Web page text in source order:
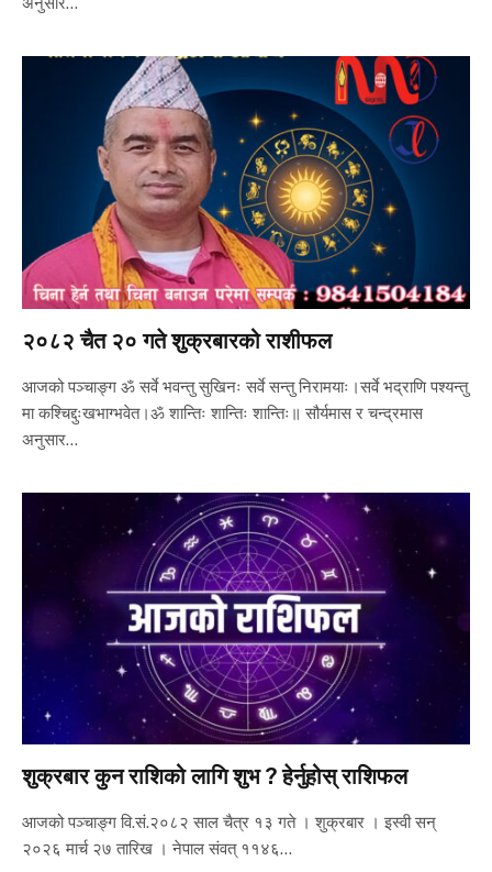
२०८२ चैत २० गते शुक्रबारको राशीफल
आजको पञ्चाङ्ग ॐ सर्वे भवन्तु सुखिनः सर्वे सन्तु निरामयाः।सर्वे भद्राणि पश्यन्तु
मा कश्चिद्दुःखभाग्भवेत।ॐ शान्तिः शान्तिः शान्तिः॥ सौर्यमास र चन्द्रमास
अनुसार…
शुक्रबार कुन राशिको लागि शुभ ? हेर्नुहोस् राशिफल
आजको पञ्चाङ्ग वि.सं.२०८२ साल चैत्र १३ गते । शुक्रबार । इस्वी सन्
२०२६ मार्च २७ तारिख । नेपाल संवत् ११४६…